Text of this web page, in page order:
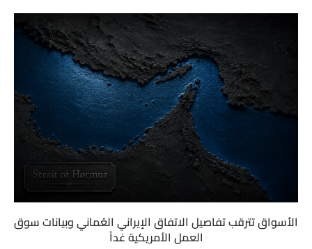
الأسواق تترقب تفاصيل الاتفاق الإيراني العُماني وبيانات سوق
العمل الأمريكية غداً